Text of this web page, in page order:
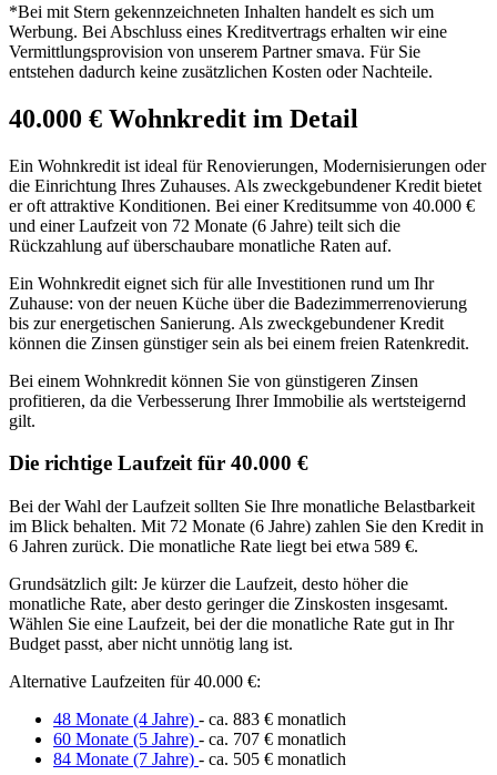
*Bei mit Stern gekennzeichneten Inhalten handelt es sich um
Werbung. Bei Abschluss eines Kreditvertrags erhalten wir eine
Vermittlungsprovision von unserem Partner smava. Für Sie
entstehen dadurch keine zusätzlichen Kosten oder Nachteile.
40.000 € Wohnkredit im Detail
Ein Wohnkredit ist ideal für Renovierungen, Modernisierungen oder
die Einrichtung Ihres Zuhauses. Als zweckgebundener Kredit bietet
er oft attraktive Konditionen. Bei einer Kreditsumme von 40.000 €
und einer Laufzeit von 72 Monate (6 Jahre) teilt sich die
Rückzahlung auf überschaubare monatliche Raten auf.
Ein Wohnkredit eignet sich für alle Investitionen rund um Ihr
Zuhause: von der neuen Küche über die Badezimmerrenovierung
bis zur energetischen Sanierung. Als zweckgebundener Kredit
können die Zinsen günstiger sein als bei einem freien Ratenkredit.
Bei einem Wohnkredit können Sie von günstigeren Zinsen
profitieren, da die Verbesserung Ihrer Immobilie als wertsteigernd
gilt.
Die richtige Laufzeit für 40.000 €
Bei der Wahl der Laufzeit sollten Sie Ihre monatliche Belastbarkeit
im Blick behalten. Mit 72 Monate (6 Jahre) zahlen Sie den Kredit in
6 Jahren zurück. Die monatliche Rate liegt bei etwa 589 €.
Grundsätzlich gilt: Je kürzer die Laufzeit, desto höher die
monatliche Rate, aber desto geringer die Zinskosten insgesamt.
Wählen Sie eine Laufzeit, bei der die monatliche Rate gut in Ihr
Budget passt, aber nicht unnötig lang ist.
Alternative Laufzeiten für 40.000 €:
48 Monate (4 Jahre) - ca. 883 € monatlich
60 Monate (5 Jahre) - ca. 707 € monatlich
84 Monate (7 Jahre) - ca. 505 € monatlich